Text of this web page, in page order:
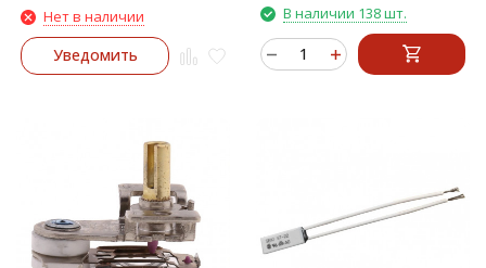
Нет в наличии
Уведомить
В наличии 138 шт.